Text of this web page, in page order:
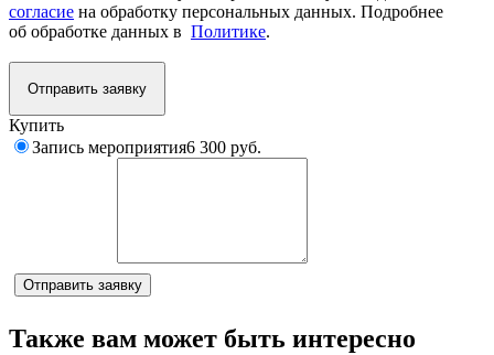
согласие на обработку персональных данных. Подробнее
об обработке данных в Политике.
Отправить заявку
Купить
Запись мероприятия6 300 руб.
Отправить заявку
Также вам может быть интересно